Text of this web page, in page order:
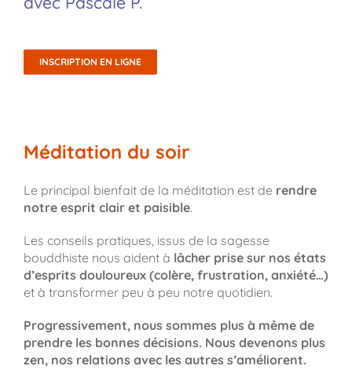
INSCRIPTION EN LIGNE
Méditation du soir
Le principal bienfait de la méditation est de rendre
notre esprit clair et paisible.
Les conseils pratiques, issus de la sagesse
bouddhiste nous aident à lâcher prise sur nos états
d’esprits douloureux (colère, frustration, anxiété…)
et à transformer peu à peu notre quotidien.
Progressivement, nous sommes plus à même de
prendre les bonnes décisions. Nous devenons plus
zen, nos relations avec les autres s’améliorent.